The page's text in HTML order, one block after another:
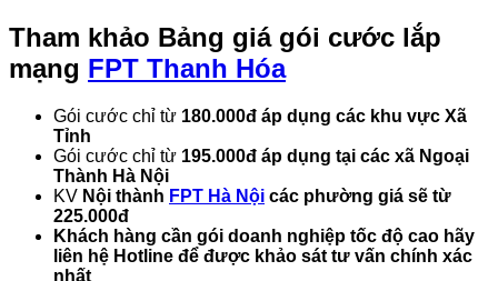
Tham khảo Bảng giá gói cước lắp
mạng FPT Thanh Hóa
Gói cước chỉ từ 180.000đ áp dụng các khu vực Xã
Tỉnh
Gói cước chỉ từ 195.000đ áp dụng tại các xã Ngoại
Thành Hà Nội
KV Nội thành FPT Hà Nội các phường giá sẽ từ
225.000đ
Khách hàng cần gói doanh nghiệp tốc độ cao hãy
liên hệ Hotline để được khảo sát tư vấn chính xác
nhất